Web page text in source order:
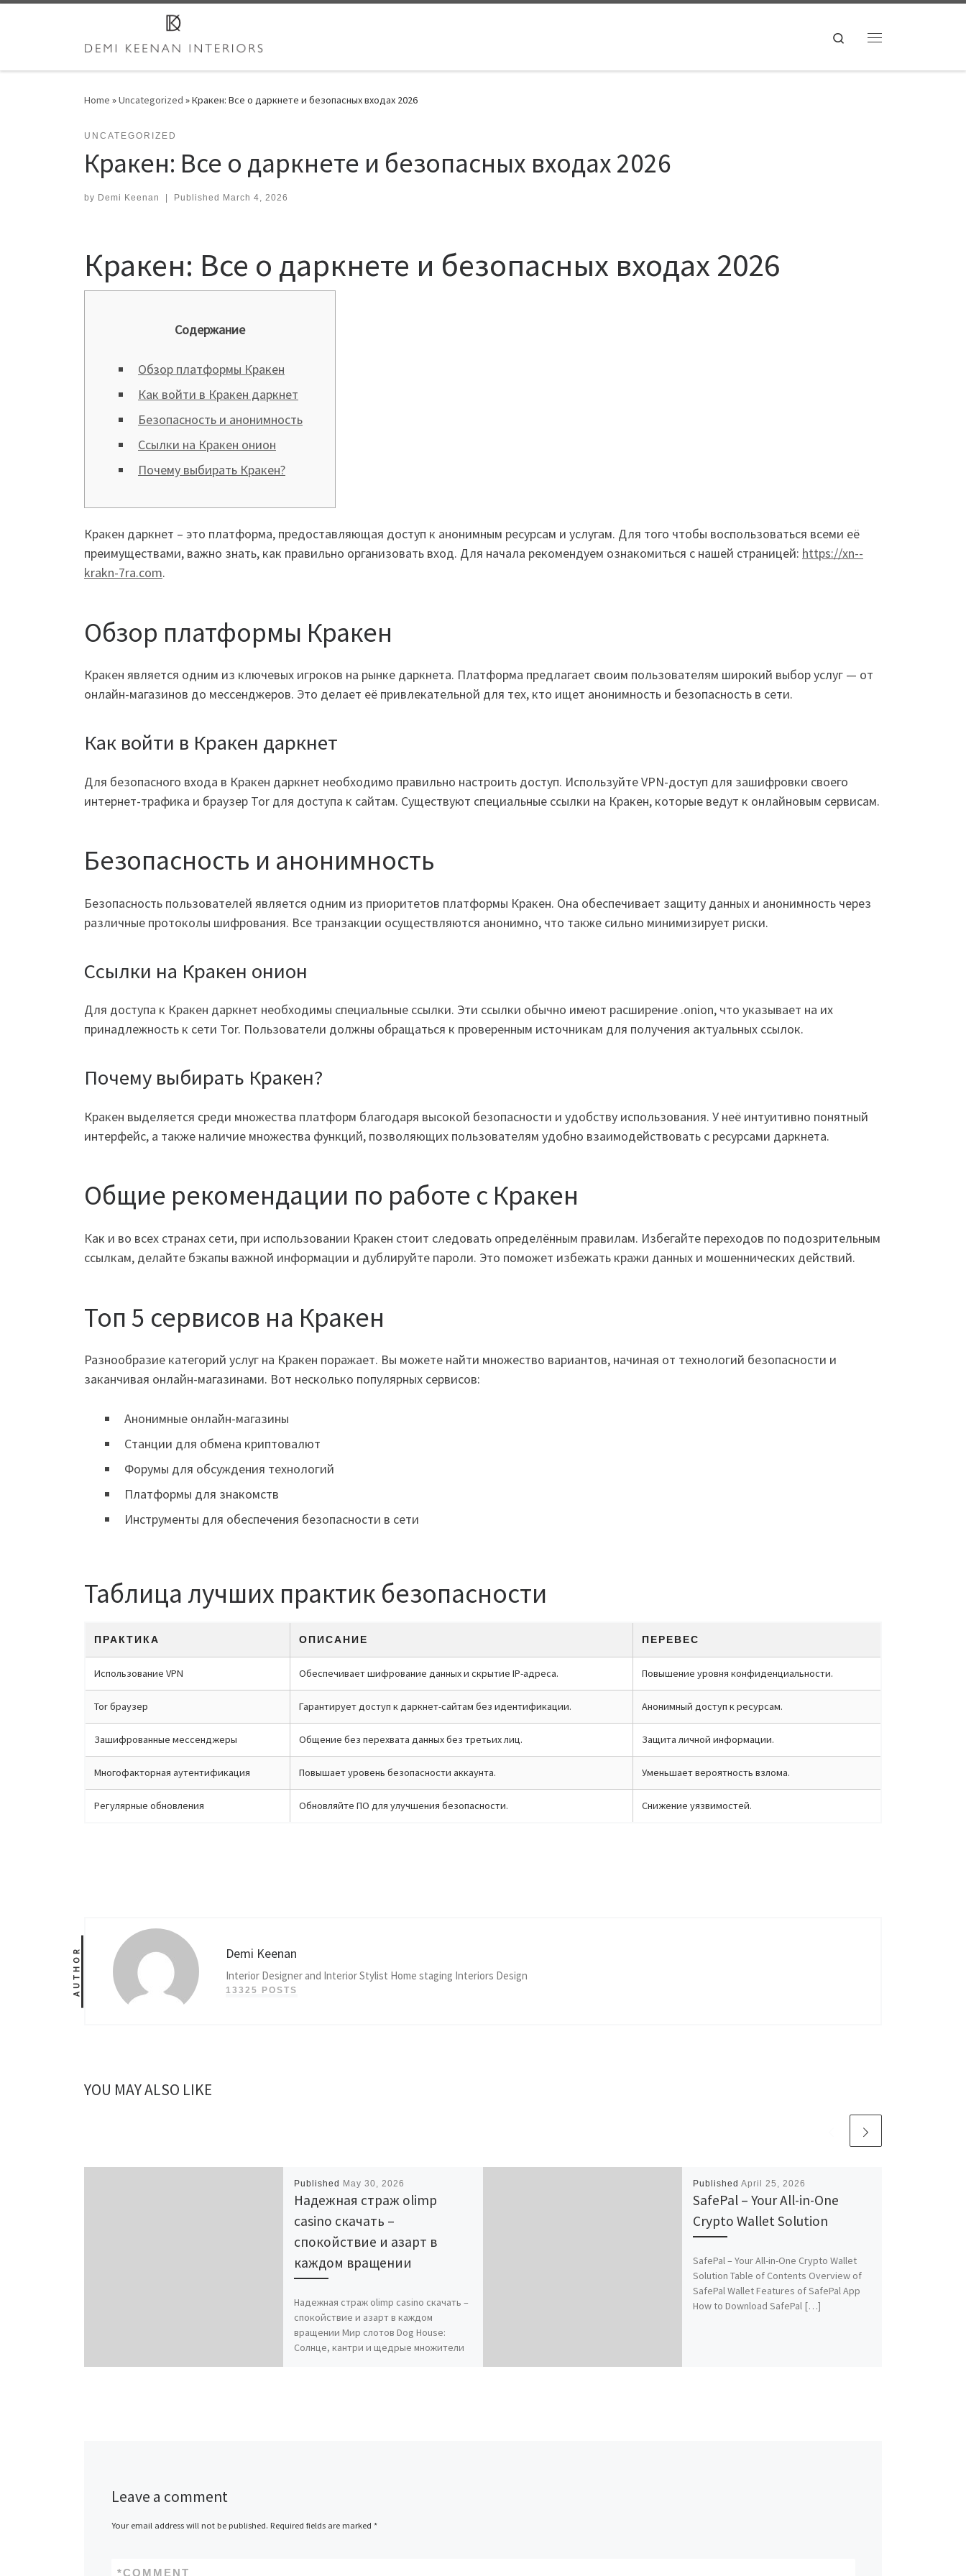
Search
Home »Uncategorized »Кракен: Все о даркнете и безопасных входах 2026
UNCATEGORIZED
Кракен: Все о даркнете и безопасных входах 2026
by Demi Keenan | Published March 4, 2026
Кракен: Все о даркнете и безопасных входах 2026
Содержание
Обзор платформы Кракен
Как войти в Кракен даркнет
Безопасность и анонимность
Ссылки на Кракен онион
Почему выбирать Кракен?
Кракен даркнет – это платформа, предоставляющая доступ к анонимным ресурсам и услугам. Для того чтобы воспользоваться всеми её
преимуществами, важно знать, как правильно организовать вход. Для начала рекомендуем ознакомиться с нашей страницей: https://xn--
krakn-7ra.com.
Обзор платформы Кракен
Кракен является одним из ключевых игроков на рынке даркнета. Платформа предлагает своим пользователям широкий выбор услуг — от
онлайн-магазинов до мессенджеров. Это делает её привлекательной для тех, кто ищет анонимность и безопасность в сети.
Как войти в Кракен даркнет
Для безопасного входа в Кракен даркнет необходимо правильно настроить доступ. Используйте VPN-доступ для зашифровки своего
интернет-трафика и браузер Tor для доступа к сайтам. Существуют специальные ссылки на Кракен, которые ведут к онлайновым сервисам.
Безопасность и анонимность
Безопасность пользователей является одним из приоритетов платформы Кракен. Она обеспечивает защиту данных и анонимность через
различные протоколы шифрования. Все транзакции осуществляются анонимно, что также сильно минимизирует риски.
Ссылки на Кракен онион
Для доступа к Кракен даркнет необходимы специальные ссылки. Эти ссылки обычно имеют расширение .onion, что указывает на их
принадлежность к сети Tor. Пользователи должны обращаться к проверенным источникам для получения актуальных ссылок.
Почему выбирать Кракен?
Кракен выделяется среди множества платформ благодаря высокой безопасности и удобству использования. У неё интуитивно понятный
интерфейс, а также наличие множества функций, позволяющих пользователям удобно взаимодействовать с ресурсами даркнета.
Общие рекомендации по работе с Кракен
Как и во всех странах сети, при использовании Кракен стоит следовать определённым правилам. Избегайте переходов по подозрительным
ссылкам, делайте бэкапы важной информации и дублируйте пароли. Это поможет избежать кражи данных и мошеннических действий.
Топ 5 сервисов на Кракен
Разнообразие категорий услуг на Кракен поражает. Вы можете найти множество вариантов, начиная от технологий безопасности и
заканчивая онлайн-магазинами. Вот несколько популярных сервисов:
Анонимные онлайн-магазины
Станции для обмена криптовалют
Форумы для обсуждения технологий
Платформы для знакомств
Инструменты для обеспечения безопасности в сети
Таблица лучших практик безопасности
ПРАКТИКА ОПИСАНИЕ ПЕРЕВЕС
Использование VPN Обеспечивает шифрование данных и скрытие IP-адреса. Повышение уровня конфиденциальности.
Tor браузер Гарантирует доступ к даркнет-сайтам без идентификации. Анонимный доступ к ресурсам.
Зашифрованные мессенджеры Общение без перехвата данных без третьих лиц. Защита личной информации.
Многофакторная аутентификация Повышает уровень безопасности аккаунта. Уменьшает вероятность взлома.
Регулярные обновления Обновляйте ПО для улучшения безопасности. Снижение уязвимостей.
AUTHOR Demi Keenan
Interior Designer and Interior Stylist Home staging Interiors Design
13325 POSTS
YOU MAY ALSO LIKE
Published May 30, 2026
Надежная страж olimp
casino скачать –
спокойствие и азарт в
каждом вращении
Надежная страж olimp casino скачать –
спокойствие и азарт в каждом
вращении Мир слотов Dog House:
Солнце, кантри и щедрые множители
Published April 25, 2026
SafePal – Your All-in-One
Crypto Wallet Solution
SafePal – Your All-in-One Crypto Wallet
Solution Table of Contents Overview of
SafePal Wallet Features of SafePal App
How to Download SafePal […]
Leave a comment
Your email address will not be published. Required fields are marked *
COMMENT
*